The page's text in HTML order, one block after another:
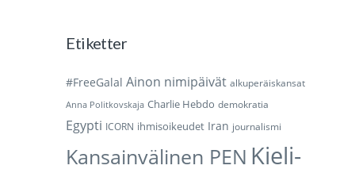
Etiketter
#FreeGalal Ainon nimipäivät alkuperäiskansat
Anna Politkovskaja Charlie Hebdo demokratia
Egypti ICORN ihmisoikeudet Iran journalismi
Kansainvälinen PEN Kieli-